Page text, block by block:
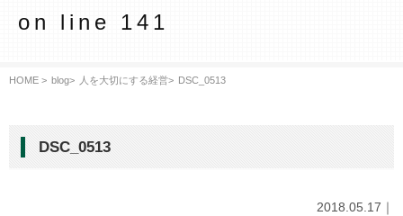
on line 141
HOME > blog> 人を大切にする経営> DSC_0513
DSC_0513
2018.05.17｜